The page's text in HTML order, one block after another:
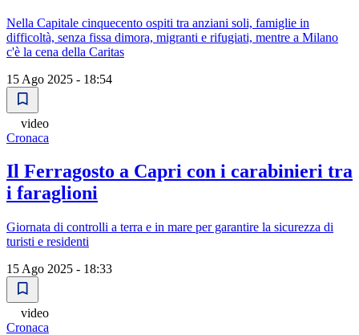
Nella Capitale cinquecento ospiti tra anziani soli, famiglie in
difficoltà, senza fissa dimora, migranti e rifugiati, mentre a Milano
c'è la cena della Caritas
15 Ago 2025 - 18:54
video
Cronaca
Il Ferragosto a Capri con i carabinieri tra
i faraglioni
Giornata di controlli a terra e in mare per garantire la sicurezza di
turisti e residenti
15 Ago 2025 - 18:33
video
Cronaca